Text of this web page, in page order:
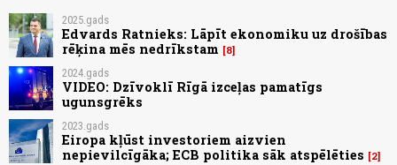
2025.gads
Edvards Ratnieks: Lāpīt ekonomiku uz drošības
rēķina mēs nedrīkstam
8
2024.gads
VIDEO: Dzīvoklī Rīgā izceļas pamatīgs
ugunsgrēks
2023.gads
Eiropa kļūst investoriem aizvien
nepievilcīgāka; ECB politika sāk atspēlēties
2